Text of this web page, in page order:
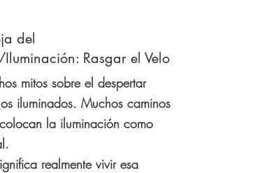
del
Rasgar el Velo
mitos sobre el despertar
iluminados. Muchos caminos
la iluminación como
realmente vivir esa